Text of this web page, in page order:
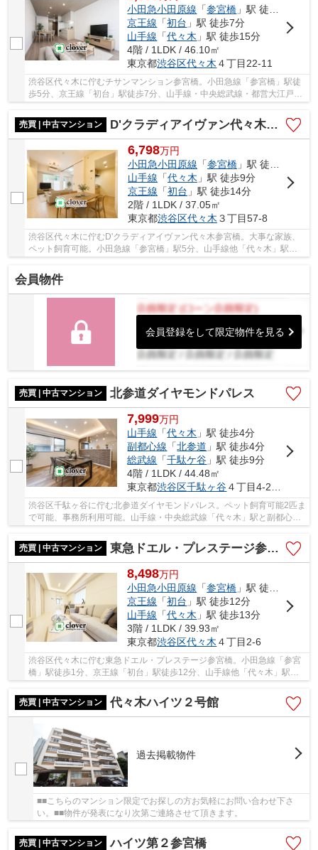
小田急小田原線 「参宮橋 」駅 徒歩5分
京王線 「初台 」駅 徒歩7分
山手線 「代々木 」駅 徒歩15分
4階 / 1LDK / 46.10㎡
東京都渋谷区代々木 ４丁目22-11
渋谷区代々木に佇むチサンマンション参宮橋。小田急線「参宮橋」駅徒
歩5分、京王線「初台」駅徒歩7分、山手線・中央総武線・都営大江戸線
売買 | 中古マンション
D'クラディアイヴァン代々木参宮橋
6,798万円
小田急小田原線 「参宮橋 」駅 徒歩5分
山手線 「代々木 」駅 徒歩9分
京王線 「初台 」駅 徒歩14分
2階 / 1LDK / 37.05㎡
東京都渋谷区代々木 ３丁目57-8
渋谷区代々木に佇むD'クラディアイヴァン代々木参宮橋。大事な家族、
ペット飼育可能。小田急線「参宮橋」駅5分、山手線他「代々木」駅徒
会員物件
会員登録をして限定物件を見る
売買 | 中古マンション 北参道ダイヤモンドパレス
7,999万円
山手線 「代々木 」駅 徒歩4分
副都心線 「北参道 」駅 徒歩4分
総武線 「千駄ケ谷 」駅 徒歩9分
4階 / 1LDK / 44.48㎡
東京都渋谷区千駄ヶ谷４丁目4-29-12
渋谷区千駄ヶ谷に佇む北参道ダイヤモンドパレス。ペット飼育可能2匹ま
で可能、事務所利用可能。山手線・中央総武線「代々木」駅と副都心線
「北参道」駅共に徒歩4分と利便性に富んだ立...
売買 | 中古マンション
東急ドエル・プレステージ参宮橋
8,498万円
小田急小田原線 「参宮橋 」駅 徒歩1分
京王線 「初台 」駅 徒歩12分
山手線 「代々木 」駅 徒歩13分
3階 / 1LDK / 39.93㎡
東京都渋谷区代々木 ４丁目2-6
渋谷区代々木に佇む東急ドエル・プレステージ参宮橋。小田急線「参宮
橋」駅徒歩1分、京王線「初台」駅徒歩12分、山手線他「代々木」駅徒
歩13分と複数路線利用可能。周辺には買い物施設...
売買 | 中古マンション
代々木ハイツ２号館
過去掲載物件
■■こちらのマンション限定でお探しの方お気軽にお問い合わせ下さ
い。■■物件が発表になり次第ご連絡させて頂きます。
売買 | 中古マンション ハイツ第２参宮橋